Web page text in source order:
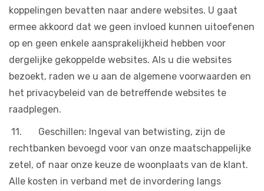
koppelingen bevatten naar andere websites. U gaat
ermee akkoord dat we geen invloed kunnen uitoefenen
op en geen enkele aansprakelijkheid hebben voor
dergelijke gekoppelde websites. Als u die websites
bezoekt, raden we u aan de algemene voorwaarden en
het privacybeleid van de betreffende websites te
raadplegen.
11. Geschillen: Ingeval van betwisting, zijn de
rechtbanken bevoegd voor van onze maatschappelijke
zetel, of naar onze keuze de woonplaats van de klant.
Alle kosten in verband met de invordering langs